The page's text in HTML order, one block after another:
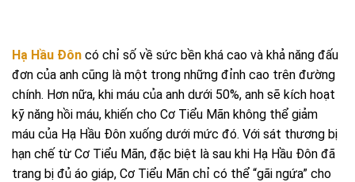
Hạ Hầu Đôn có chỉ số về sức bền khá cao và khả năng đấu
đơn của anh cũng là một trong những đỉnh cao trên đường
chính. Hơn nữa, khi máu của anh dưới 50%, anh sẽ kích hoạt
kỹ năng hồi máu, khiến cho Cơ Tiểu Mãn không thể giảm
máu của Hạ Hầu Đôn xuống dưới mức đó. Với sát thương bị
hạn chế từ Cơ Tiểu Mãn, đặc biệt là sau khi Hạ Hầu Đôn đã
trang bị đủ áo giáp, Cơ Tiểu Mãn chỉ có thể “gãi ngứa” cho